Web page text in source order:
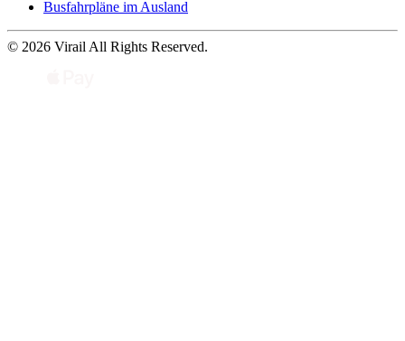
Busfahrpläne im Ausland
© 2026 Virail All Rights Reserved.